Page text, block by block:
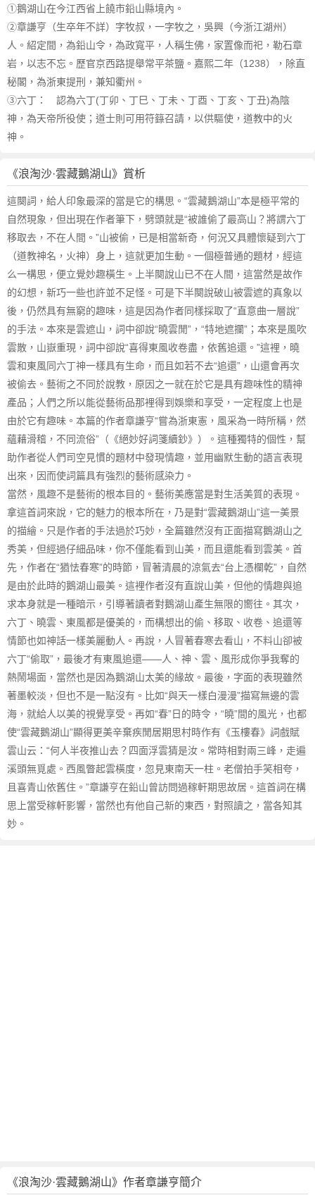
①鵝湖山在今江西省上饒市鉛山縣境內。
②章謙亨（生卒年不詳）字牧叔，一字牧之，吳興（今浙江湖州）
人。紹定間，為鉛山令，為政寬平，人稱生佛，家置像而祀，勒石章
岩，以志不忘。歷官京西路提舉常平茶鹽。嘉熙二年（1238），除直
秘閣，為浙東提刑，兼知衢州。
③六丁： 認為六丁(丁卯、丁巳、丁未、丁酉、丁亥、丁丑)為陰
神，為天帝所役使；道士則可用符籙召請，以供驅使，道教中的火
神。
《浪淘沙·雲藏鵝湖山》賞析
這闋詞，給人印象最深的當是它的構思。“雲藏鵝湖山”本是極平常的
自然現象，但出現在作者筆下，劈頭就是“被誰偷了最高山？將謂六丁
移取去，不在人間。”山被偷，已是相當新奇，何況又具體懷疑到六丁
（道教神名，火神）身上，這就更加生動。一個極普通的題材，經這
么一構思，便立覺妙趣橫生。上半闋說山已不在人間，這當然是故作
的幻想，新巧一些也許並不足怪。可是下半闋說破山被雲遮的真象以
後，仍然具有無窮的趣味，這是因為作者同樣採取了“直意曲一層說”
的手法。本來是雲遮山，詞中卻說“曉雲閒”，“特地遮攔”；本來是風吹
雲散，山嶽重現，詞中卻說“喜得東風收卷盡，依舊追還。”這裡，曉
雲和東風同六丁神一樣具有生命，而且如若不去“追還”，山還會再次
被偷去。藝術之不同於說教，原因之一就在於它是具有趣味性的精神
產品；人們之所以能從藝術品那裡得到娛樂和享受，一定程度上也是
由於它有趣味。本篇的作者章謙亨“嘗為浙東憲，風采為一時所稱，然
蘊藉滑稽，不同流俗”（《絕妙好詞箋續鈔》）。這種獨特的個性，幫
助作者從人們司空見慣的題材中發現情趣，並用幽默生動的語言表現
出來，因而使詞篇具有強烈的藝術感染力。
當然，風趣不是藝術的根本目的。藝術美應當是對生活美質的表現。
拿這首詞來說，它的魅力的根本所在，乃是對“雲藏鵝湖山”這一美景
的描繪。只是作者的手法過於巧妙，全篇雖然沒有正面描寫鵝湖山之
秀美，但經過仔細品味，你不僅能看到山美，而且還能看到雲美。首
先，作者在“猶怯春寒”的時節，冒著清晨的涼氣去“台上憑欄乾”，自然
是由於此時的鵝湖山最美。這裡作者沒有直說山美，但他的情趣與追
求本身就是一種暗示，引導著讀者對鵝湖山產生無限的嚮往。其次，
六丁、曉雲、東風都是優美的，而構想出的偷、移取、收卷、追還等
情節也如神話一樣美麗動人。再說，人冒著春寒去看山，不料山卻被
六丁“偷取”，最後才有東風追還——人、神、雲、風形成你爭我奪的
熱鬧場面，當然也是因為鵝湖山太美的緣故。最後，字面的表現雖然
著墨較淡，但也不是一點沒有。比如“與天一樣白漫漫”描寫無邊的雲
海，就給人以美的視覺享受。再如“春”日的時令，“曉”間的風光，也都
使“雲藏鵝湖山”顯得更美辛棄疾閒居期思村時作有《玉樓春》詞戲賦
雲山云：“何人半夜推山去？四面浮雲猜是汝。常時相對兩三峰，走遍
溪頭無覓處。西風瞥起雲橫度，忽見東南天一柱。老僧拍手笑相夸，
且喜青山依舊住。”章謙亨在鉛山曾訪問過稼軒期思故居。這首詞在構
思上當受稼軒影響，當然也有他自己新的東西，對照讀之，當各知其
妙。
《浪淘沙·雲藏鵝湖山》作者章謙亨簡介